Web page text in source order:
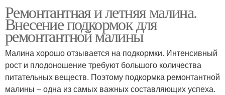
Ремонтантная и летняя малина.
Внесение подкормок для
ремонтантной малины
Малина хорошо отзывается на подкормки. Интенсивный
рост и плодоношение требуют большого количества
питательных веществ. Поэтому подкормка ремонтантной
малины – одна из самых важных составляющих успеха.